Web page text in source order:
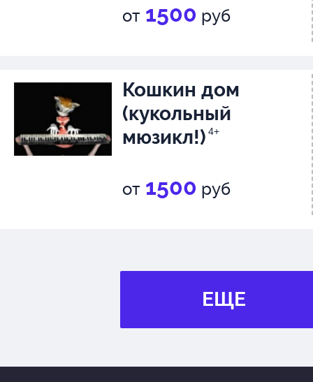
от 1500 руб
Кошкин дом
(кукольный
мюзикл!) 4+
от 1500 руб
ЕЩЕ